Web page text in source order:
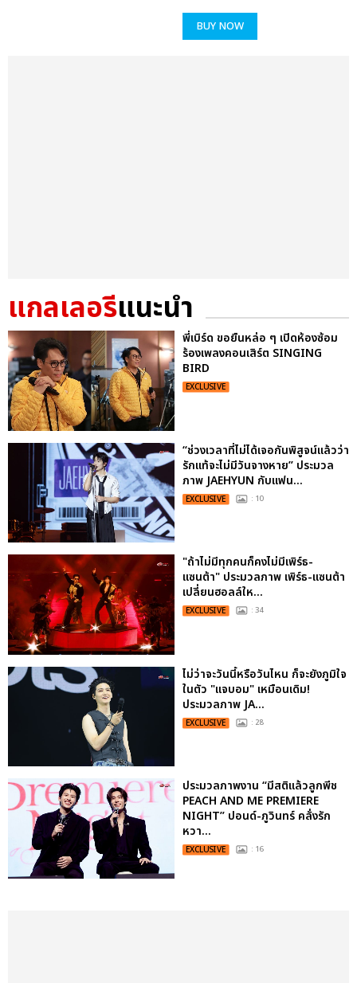
BUY NOW
แกลเลอรีแนะนำ
พี่เบิร์ด ขอยืนหล่อ ๆ เปิดห้องซ้อม
ร้องเพลงคอนเสิร์ต SINGING
BIRD
EXCLUSIVE
“ช่วงเวลาที่ไม่ได้เจอกันพิสูจน์แล้วว่า
รักแท้จะไม่มีวันจางหาย” ประมวล
ภาพ JAEHYUN กับแฟน...
EXCLUSIVE : 10
"ถ้าไม่มีทุกคนก็คงไม่มีเพิร์ธ-
แซนต้า" ประมวลภาพ เพิร์ธ-แซนต้า
เปลี่ยนฮอลล์ให...
EXCLUSIVE : 34
ไม่ว่าจะวันนี้หรือวันไหน ก็จะยังภูมิใจ
ในตัว "แจบอม" เหมือนเดิม!
ประมวลภาพ JA...
EXCLUSIVE : 28
ประมวลภาพงาน “มีสติแล้วลูกพีช
PEACH AND ME PREMIERE
NIGHT” ปอนด์-ภูวินทร์ คลั่งรัก
หวา...
EXCLUSIVE : 16